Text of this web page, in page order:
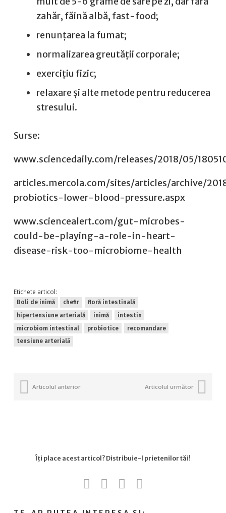
zahăr, făină albă, fast-food;
renunțarea la fumat;
normalizarea greutății corporale;
exercițiu fizic;
relaxare și alte metode pentru reducerea
stresului.
Surse:
www.sciencedaily.com/releases/2018/05/
articles.mercola.com/sites/articles/archive/
probiotics-lower-blood-pressure.aspx
www.sciencealert.com/gut-microbes-
could-be-playing-a-role-in-heart-
disease-risk-too-microbiome-health
Etichete articol:
Boli de inimă chefir
floră intestinală
hipertensiune arterială
inimă
intestin
microbiom intestinal
probiotice
recomandare
tensiune arterială
Articolul anterior Articolul următor